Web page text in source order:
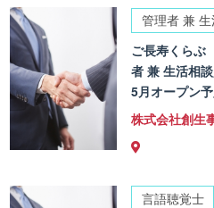
管理者 兼
ご長寿くら
者 兼 生活相
5月オープン
株式会社創生
言語聴覚士